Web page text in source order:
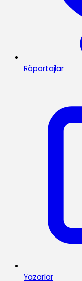
Röportajlar
Yazarlar